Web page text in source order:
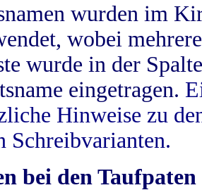
wurden im
wobei
wurde in der
eingetragen.
Hinweise zu
Schreibvarianten.
bei den Taufpaten